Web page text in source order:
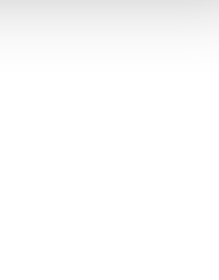
sunulması
sizlere yönelik
detaylı bilgi için Ayarlar
ve sitemizde ilgili